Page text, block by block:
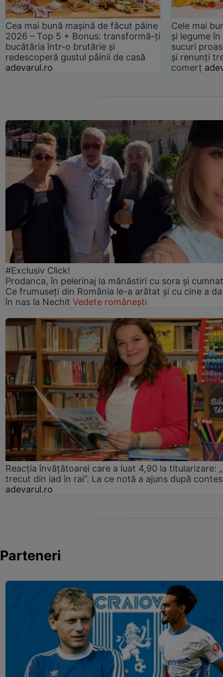
Cea mai bună mașină de făcut pâine
2026 – Top 5 + Bonus: transformă-ți
bucătăria într-o brutărie și
redescoperă gustul pâinii de casă
adevarul.ro
Cele mai
și legume
sucuri
și renunți
comerț
#Exclusiv Click!
Prodanca, în pelerinaj la mănăstiri cu sora și
Ce frumuseți din România le-a arătat și cu cine a
în nas la Nechit Vedete românești
Reacția învățătoarei care a luat 4,90 la titularizare:
trecut din iad în rai”. La ce notă a ajuns după
adevarul.ro
Parteneri